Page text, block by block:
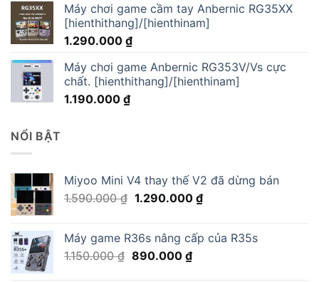
Máy chơi game cầm tay Anbernic RG35XX
[hienthithang]/[hienthinam]
1.290.000 ₫
Máy chơi game Anbernic RG353V/Vs cực
chất. [hienthithang]/[hienthinam]
1.190.000 ₫
NỔI BẬT
Miyoo Mini V4 thay thế V2 đã dừng bán
1.590.000₫ Giá
1.590.000 ₫.
1.290.000 ₫Giá
là:
Máy game R36s nâng cấp của R35s
1.150.000₫ Giá
890.000 ₫Giá